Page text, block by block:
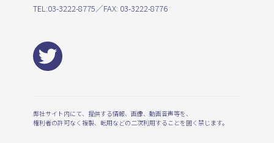
TEL:03-3222-8775／FAX: 03-3222-8776
弊社サイト内にて、提供する情報、画像、動画音声等を、
権利者の許可なく複製、転用などの二次利用することを固く禁じます。